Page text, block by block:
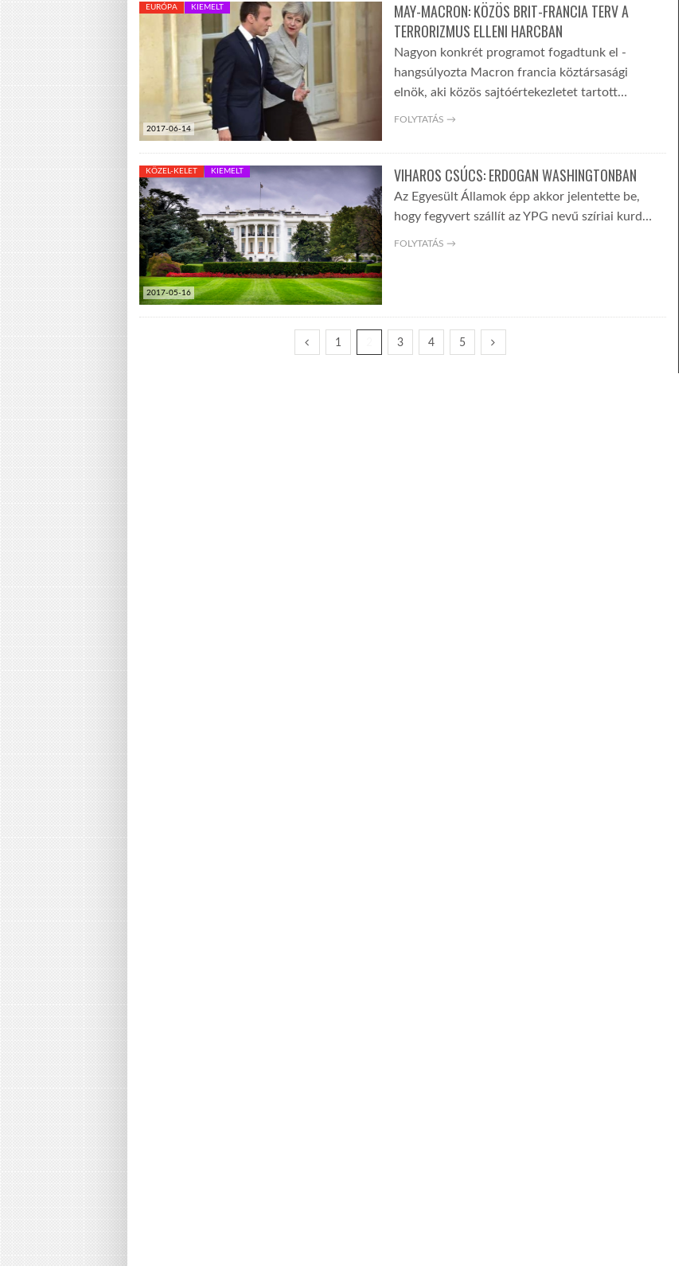
2017-06-14
EURÓPA KIEMELT
MAY-MACRON: KÖZÖS BRIT-FRANCIA TERV A
TERRORIZMUS ELLENI HARCBAN
Nagyon konkrét programot fogadtunk el -
hangsúlyozta Macron francia köztársasági
elnök, aki közös sajtóértekezletet tartott…
FOLYTATÁS →
2017-05-16
KÖZEL-KELET KIEMELT VIHAROS CSÚCS: ERDOGAN WASHINGTONBAN
Az Egyesült Államok épp akkor jelentette be,
hogy fegyvert szállít az YPG nevű szíriai kurd…
FOLYTATÁS →
1 3 4 5